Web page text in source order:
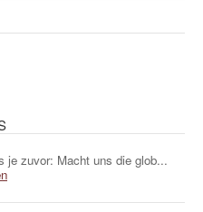
je zuvor: Macht uns die glob...